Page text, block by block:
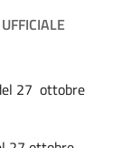
27 ottobre